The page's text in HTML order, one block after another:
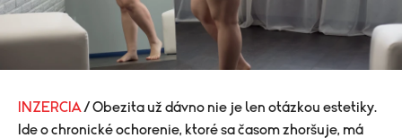
INZERCIA / Obezita už dávno nie je len otázkou estetiky.
Ide o chronické ochorenie, ktoré sa časom zhoršuje, má